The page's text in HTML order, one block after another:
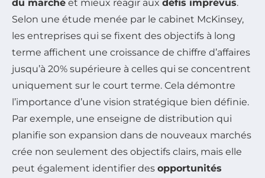
du marché et mieux réagir aux défis imprévus.
Selon une étude menée par le cabinet McKinsey,
les entreprises qui se fixent des objectifs à long
terme affichent une croissance de chiffre d’affaires
jusqu’à 20% supérieure à celles qui se concentrent
uniquement sur le court terme. Cela démontre
l’importance d’une vision stratégique bien définie.
Par exemple, une enseigne de distribution qui
planifie son expansion dans de nouveaux marchés
crée non seulement des objectifs clairs, mais elle
peut également identifier des opportunités